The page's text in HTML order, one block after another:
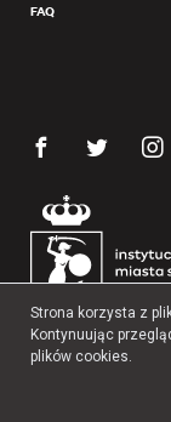
FAQ
Strona korzysta z
Kontynuując
plików cookies.